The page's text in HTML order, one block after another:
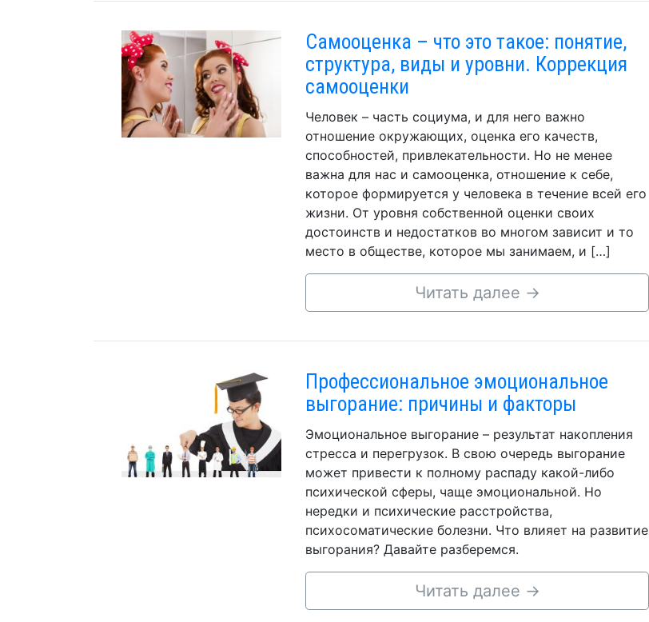
Самооценка – что это такое: понятие,
структура, виды и уровни. Коррекция
самооценки
Человек – часть социума, и для него важно
отношение окружающих, оценка его качеств,
способностей, привлекательности. Но не менее
важна для нас и самооценка, отношение к себе,
которое формируется у человека в течение всей его
жизни. От уровня собственной оценки своих
достоинств и недостатков во многом зависит и то
место в обществе, которое мы занимаем, и […]
Читать далее →
Профессиональное эмоциональное
выгорание: причины и факторы
Эмоциональное выгорание – результат накопления
стресса и перегрузок. В свою очередь выгорание
может привести к полному распаду какой-либо
психической сферы, чаще эмоциональной. Но
нередки и психические расстройства,
психосоматические болезни. Что влияет на развитие
выгорания? Давайте разберемся.
Читать далее →